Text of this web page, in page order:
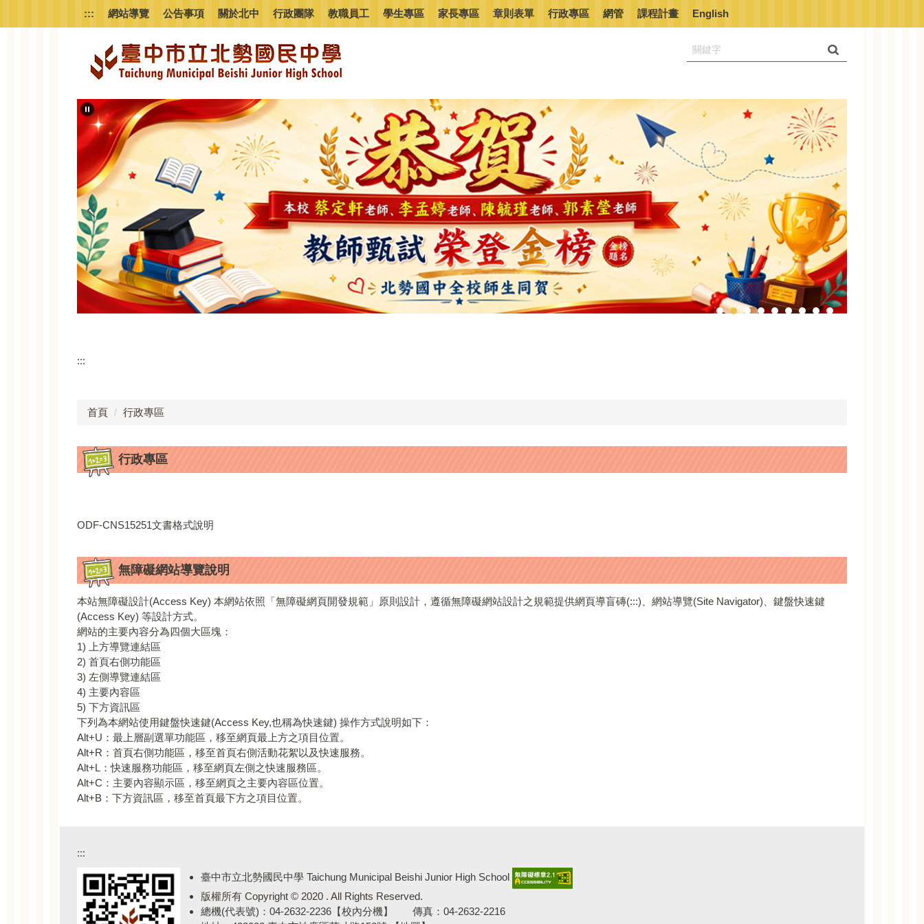
到
::: 網站導覽 公告事項 關於北中 行政團隊 教職員工 學生專區 家長專區 章則表單 行政專區 網管 課程計畫 English
:::
首頁 行政專區
行政專區
ODF-CNS15251文書格式說明
無障礙網站導覽說明
本站無障礙設計(Access Key) 本網站依照「無障礙網頁開發規範」原則設計，遵循無障礙網站設計之規範提供網頁導盲磚(:::)、網站導覽(Site Navigator)、鍵盤快速鍵
(Access Key) 等設計方式。
網站的主要內容分為四個大區塊：
1) 上方導覽連結區
2) 首頁右側功能區
3) 左側導覽連結區
4) 主要內容區
5) 下方資訊區
下列為本網站使用鍵盤快速鍵(Access Key,也稱為快速鍵) 操作方式說明如下：
Alt+U：最上層副選單功能區，移至網頁最上方之項目位置。
Alt+R：首頁右側功能區，移至首頁右側活動花絮以及快速服務。
Alt+L：快速服務功能區，移至網頁左側之快速服務區。
Alt+C：主要內容顯示區，移至網頁之主要內容區位置。
Alt+B：下方資訊區，移至首頁最下方之項目位置。
:::
臺中市立北勢國民中學 Taichung Municipal Beishi Junior High School
版權所有 Copyright © 2020 . All Rights Reserved.
總機(代表號)：04-2632-2236【校內分機】 傳真：04-2632-2216